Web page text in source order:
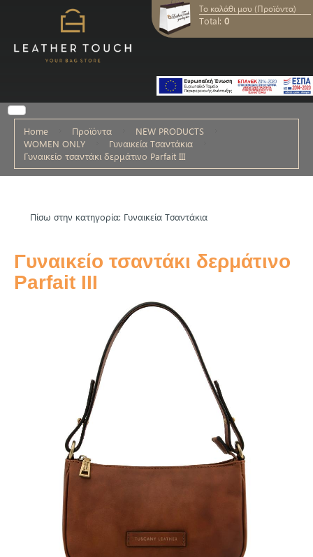
Το καλάθι μου (Προϊόντα)
Total: 0
Home Προϊόντα
NEW PRODUCTS
WOMEN ONLY
Γυναικεία Τσαντάκια
Γυναικείο τσαντάκι δερμάτινο Parfait III
Πίσω στην κατηγορία: Γυναικεία Τσαντάκια
Γυναικείο τσαντάκι δερμάτινο
Parfait III